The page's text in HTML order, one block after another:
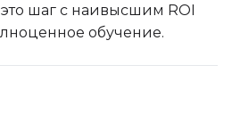
шаг с наивысшим ROI
обучение.